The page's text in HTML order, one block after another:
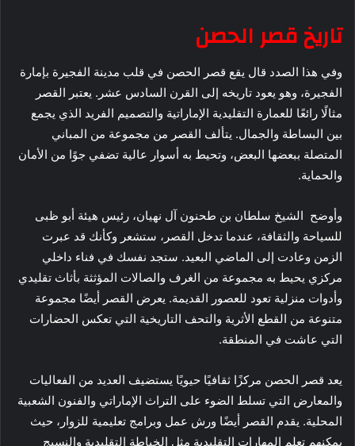
تاريخ قصر الحصن
وفي هذا الصدد قال يقع قصر الحصن في قلب مدينة الفجيرة بإمارة
الفجيرة، وهو يعود تاريخه إلى القرن السادس عشر. يعتبر القصر
مثالًا رائعًا للعمارة التقليدية الإماراتية والتصميم الفريد الذي يجمع
بين البساطة والجمال. يتألف القصر من مجموعة من المباني
المتصلة ببعضها البعض، وتحيط به أسوار عالية تضفي جوًا من الأمان
والحماية.
وأوضح الشيخ سلطان بن طحنون آل نهيان، رئيس هيئة أبو ظبى
للسياحة والثقافة، عندما تدخل القصر، ستشعر وكأنك قد عبرت
الزمن وعادت إلى الماضي البعيد. ستجد نفسك في فناء داخلي
مركزي يحيط به مجموعة من الغرف والصالات المؤثثة بأثاث تقليدي
وأدوات منزلية تعود للعصور القديمة. يعرض القصر أيضًا مجموعة
متنوعة من القطع الأثرية والتحف التاريخية التي تعكس الحضارات
التي عاشت في المنطقة.
يعد قصر الحصن مركزًا ثقافيًا حيويًا يستضيف العديد من الفعاليات
والمعارض التي تسلط الضوء على التراث الإماراتي والفنون الشعبية
المحلية. يقدم القصر أيضًا ورش عمل وبرامج تعليمية للزوار، حيث
يمكنهم تعلم المهارات التقليدية مثل الخياطة التقليدية والنسيج